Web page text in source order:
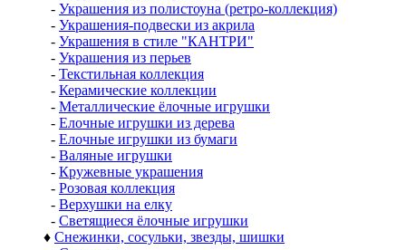
- Украшения из полистоуна (ретро-коллекция)
- Украшения-подвески из акрила
- Украшения в стиле "КАНТРИ"
- Украшения из перьев
- Текстильная коллекция
- Керамические коллекции
- Металлические ёлочные игрушки
- Елочные игрушки из дерева
- Елочные игрушки из бумаги
- Валяные игрушки
- Кружевные украшения
- Розовая коллекция
- Верхушки на елку
- Светящиеся ёлочные игрушки
♦ Снежинки, сосульки, звезды, шишки